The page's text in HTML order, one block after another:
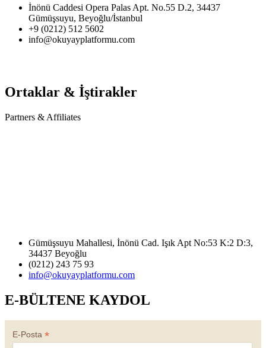
İnönü Caddesi Opera Palas Apt. No.55 D.2, 34437
Gümüşsuyu, Beyoğlu/İstanbul
+9 (0212) 512 5602
info@okuyayplatformu.com
Ortaklar & İştirakler
Partners & Affiliates
Gümüşsuyu Mahallesi, İnönü Cad. Işık Apt No:53 K:2 D:3,
34437 Beyoğlu
(0212) 243 75 93
info@okuyayplatformu.com
E-BÜLTENE KAYDOL
E-Posta *